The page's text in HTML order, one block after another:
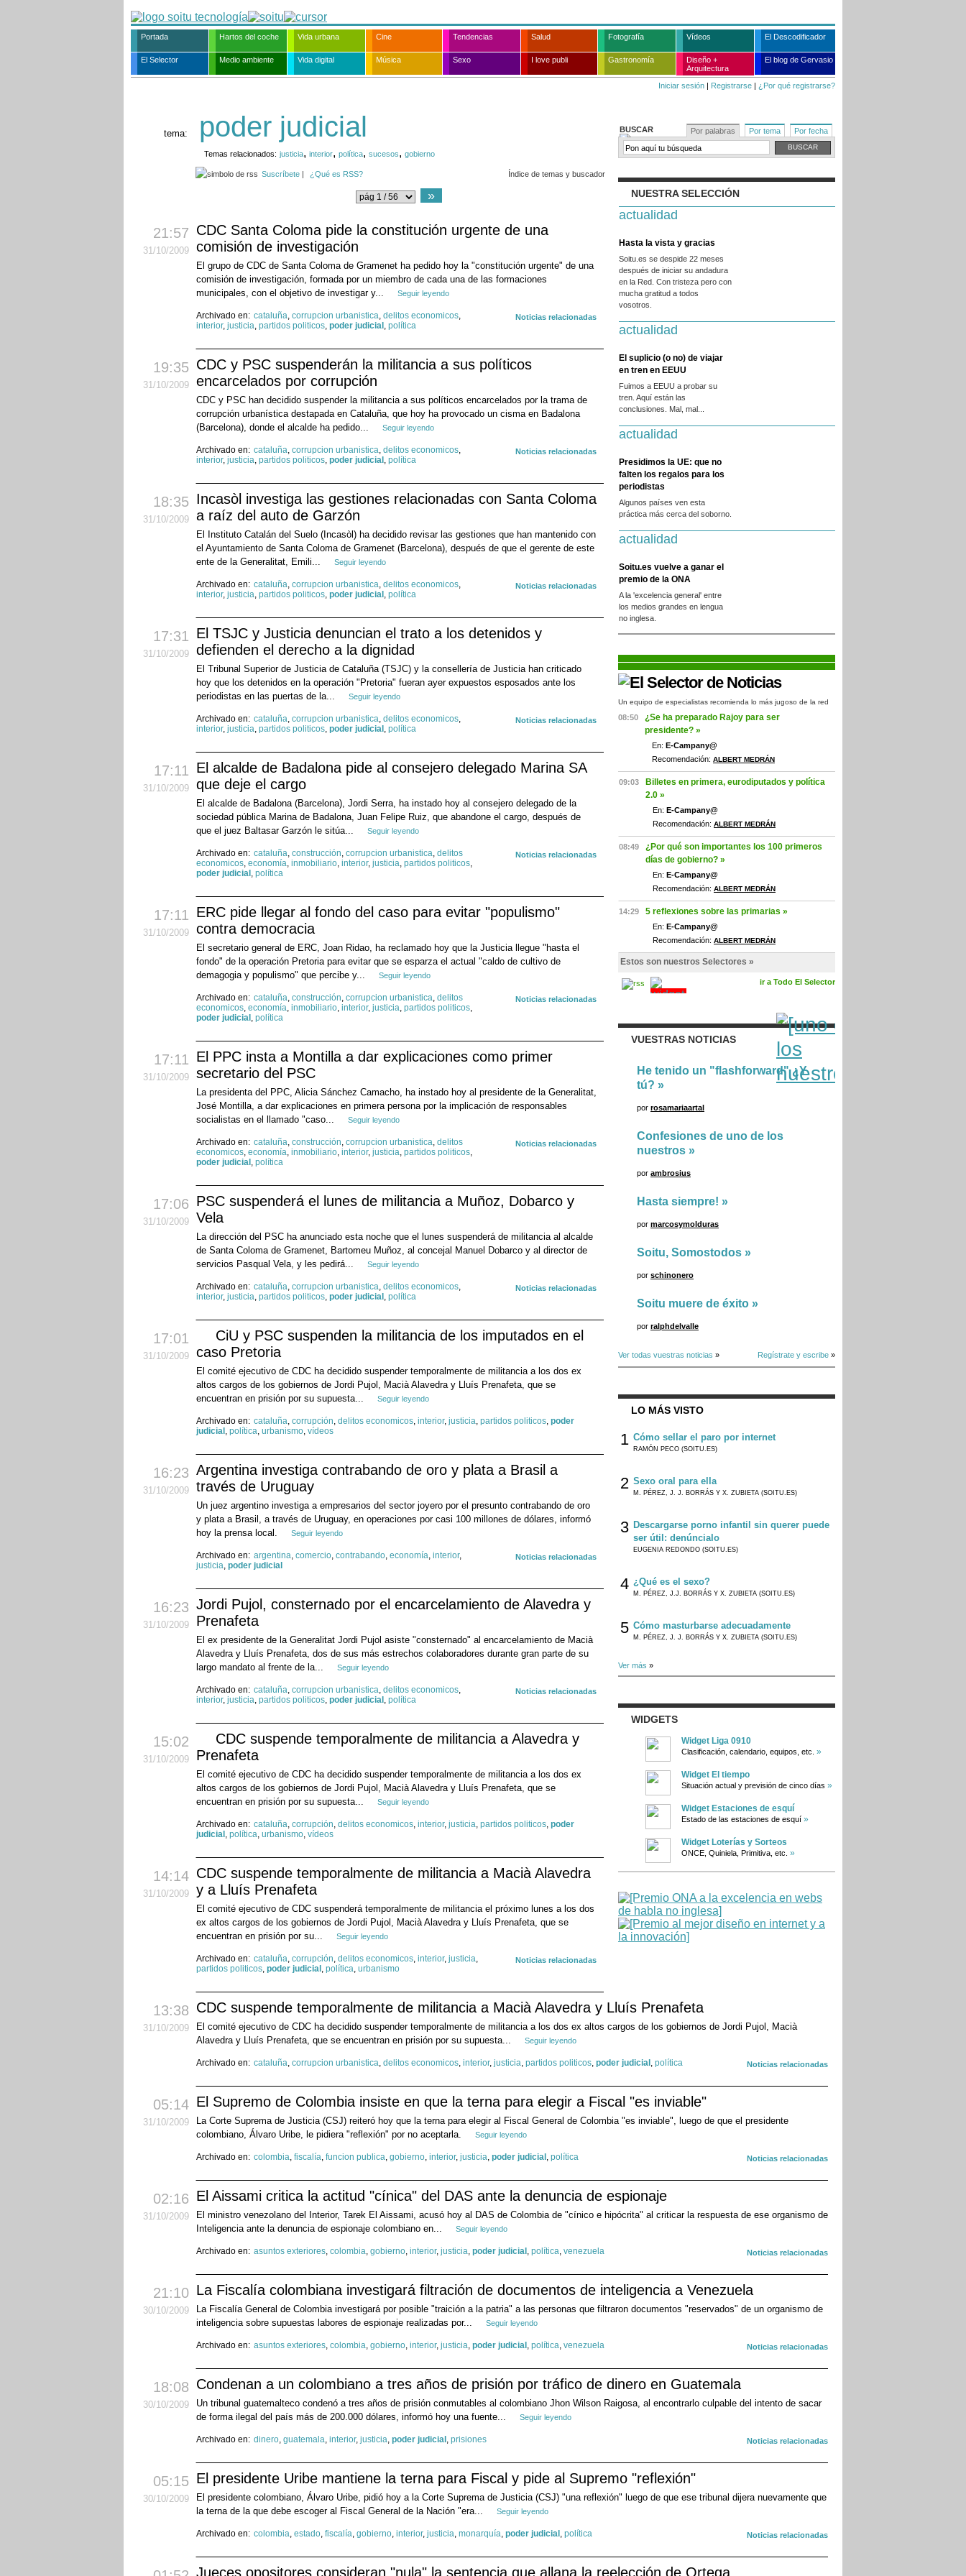
Portada Hartos del coche Vida urbana Cine Tendencias Salud Fotografía Vídeos El Descodificador
El Selector Medio ambiente Vida digital Música Sexo I love publi Gastronomía
Diseño +
Arquitectura
El blog de Gervasio
Iniciar sesión | Registrarse | ¿Por qué registrarse?
BUSCAR Por palabras Por tema Por fecha
NUESTRA SELECCIÓN
actualidad
Hasta la vista y gracias
Soitu.es se despide 22 meses
después de iniciar su andadura
en la Red. Con tristeza pero con
mucha gratitud a todos
vosotros.
actualidad
El suplicio (o no) de viajar
en tren en EEUU
Fuimos a EEUU a probar su
tren. Aquí están las
conclusiones. Mal, mal...
actualidad
Presidimos la UE: que no
falten los regalos para los
periodistas
Algunos países ven esta
práctica más cerca del soborno.
actualidad
Soitu.es vuelve a ganar el
premio de la ONA
A la 'excelencia general' entre
los medios grandes en lengua
no inglesa.
Un equipo de especialistas recomienda lo más jugoso de la red
08:50
¿Se ha preparado Rajoy para ser
presidente? »
En: E-Campany@
Recomendación: ALBERT MEDRÁN
09:03
Billetes en primera, eurodiputados y política
2.0 »
En: E-Campany@
Recomendación: ALBERT MEDRÁN
08:49
¿Por qué son importantes los 100 primeros
días de gobierno? »
En: E-Campany@
Recomendación: ALBERT MEDRÁN
14:29 5 reflexiones sobre las primarias »
En: E-Campany@
Recomendación: ALBERT MEDRÁN
Estos son nuestros Selectores »
ir a Todo El Selector
VUESTRAS NOTICIAS
He tenido un "flashforward" ¿Y
tú? »
por rosamariaartal
Confesiones de uno de los
nuestros »
por ambrosius
Hasta siempre! »
por marcosymolduras
Soitu, Somostodos »
por schinonero
Soitu muere de éxito »
por ralphdelvalle
Ver todas vuestras noticias » Regístrate y escribe »
LO MÁS VISTO
1 Cómo sellar el paro por internet
RAMÓN PECO (SOITU.ES)
2 Sexo oral para ella
M. PÉREZ, J. J. BORRÁS Y X. ZUBIETA (SOITU.ES)
3 Descargarse porno infantil sin querer puede
ser útil: denúncialo
EUGENIA REDONDO (SOITU.ES)
4 ¿Qué es el sexo?
M. PÉREZ, J.J. BORRÁS Y X. ZUBIETA (SOITU.ES)
5 Cómo masturbarse adecuadamente
M. PÉREZ, J. J. BORRÁS Y X. ZUBIETA (SOITU.ES)
Ver más »
WIDGETS
Widget Liga 0910
Clasificación, calendario, equipos, etc. »
Widget El tiempo
Situación actual y previsión de cinco días »
Widget Estaciones de esquí
Estado de las estaciones de esquí »
Widget Loterías y Sorteos
ONCE, Quiniela, Primitiva, etc. »
tema: poder judicial
Temas relacionados: justicia, interior, política, sucesos, gobierno
Suscríbete ¿Qué es RSS? Índice de temas y buscador
»
21:57
31/10/2009
CDC Santa Coloma pide la constitución urgente de una
comisión de investigación
El grupo de CDC de Santa Coloma de Gramenet ha pedido hoy la "constitución urgente" de una
comisión de investigación, formada por un miembro de cada una de las formaciones
municipales, con el objetivo de investigar y...
Seguir leyendo
Noticias relacionadas
Archivado en: cataluña, corrupcion urbanistica, delitos economicos,
interior, justicia, partidos politicos, poder judicial , política
19:35
31/10/2009
CDC y PSC suspenderán la militancia a sus políticos
encarcelados por corrupción
CDC y PSC han decidido suspender la militancia a sus políticos encarcelados por la trama de
corrupción urbanística destapada en Cataluña, que hoy ha provocado un cisma en Badalona
(Barcelona), donde el alcalde ha pedido...
Seguir leyendo
Noticias relacionadas
Archivado en: cataluña, corrupcion urbanistica, delitos economicos,
interior, justicia, partidos politicos, poder judicial , política
18:35
31/10/2009
Incasòl investiga las gestiones relacionadas con Santa Coloma
a raíz del auto de Garzón
El Instituto Catalán del Suelo (Incasòl) ha decidido revisar las gestiones que han mantenido con
el Ayuntamiento de Santa Coloma de Gramenet (Barcelona), después de que el gerente de este
ente de la Generalitat, Emili...
Seguir leyendo
Noticias relacionadas
Archivado en: cataluña, corrupcion urbanistica, delitos economicos,
interior, justicia, partidos politicos, poder judicial , política
17:31
31/10/2009
El TSJC y Justicia denuncian el trato a los detenidos y
defienden el derecho a la dignidad
El Tribunal Superior de Justicia de Cataluña (TSJC) y la consellería de Justicia han criticado
hoy que los detenidos en la operación "Pretoria" fueran ayer expuestos esposados ante los
periodistas en las puertas de la...
Seguir leyendo
Noticias relacionadas
Archivado en: cataluña, corrupcion urbanistica, delitos economicos,
interior, justicia, partidos politicos, poder judicial , política
17:11
31/10/2009
El alcalde de Badalona pide al consejero delegado Marina SA
que deje el cargo
El alcalde de Badalona (Barcelona), Jordi Serra, ha instado hoy al consejero delegado de la
sociedad pública Marina de Badalona, Juan Felipe Ruiz, que abandone el cargo, después de
que el juez Baltasar Garzón le sitúa...
Seguir leyendo
Noticias relacionadas
Archivado en: cataluña, construcción, corrupcion urbanistica, delitos
economicos, economía, inmobiliario, interior, justicia, partidos politicos,
poder judicial , política
17:11
31/10/2009
ERC pide llegar al fondo del caso para evitar "populismo"
contra democracia
El secretario general de ERC, Joan Ridao, ha reclamado hoy que la Justicia llegue "hasta el
fondo" de la operación Pretoria para evitar que se esparza el actual "caldo de cultivo de
demagogia y populismo" que percibe y...
Seguir leyendo
Noticias relacionadas
Archivado en: cataluña, construcción, corrupcion urbanistica, delitos
economicos, economía, inmobiliario, interior, justicia, partidos politicos,
poder judicial , política
17:11
31/10/2009
El PPC insta a Montilla a dar explicaciones como primer
secretario del PSC
La presidenta del PPC, Alicia Sánchez Camacho, ha instado hoy al presidente de la Generalitat,
José Montilla, a dar explicaciones en primera persona por la implicación de responsables
socialistas en el llamado "caso...
Seguir leyendo
Noticias relacionadas
Archivado en: cataluña, construcción, corrupcion urbanistica, delitos
economicos, economía, inmobiliario, interior, justicia, partidos politicos,
poder judicial , política
17:06
31/10/2009
PSC suspenderá el lunes de militancia a Muñoz, Dobarco y
Vela
La dirección del PSC ha anunciado esta noche que el lunes suspenderá de militancia al alcalde
de Santa Coloma de Gramenet, Bartomeu Muñoz, al concejal Manuel Dobarco y al director de
servicios Pasqual Vela, y les pedirá...
Seguir leyendo
Noticias relacionadas
Archivado en: cataluña, corrupcion urbanistica, delitos economicos,
interior, justicia, partidos politicos, poder judicial , política
17:01
31/10/2009
CiU y PSC suspenden la militancia de los imputados en el
caso Pretoria
El comité ejecutivo de CDC ha decidido suspender temporalmente de militancia a los dos ex
altos cargos de los gobiernos de Jordi Pujol, Macià Alavedra y Lluís Prenafeta, que se
encuentran en prisión por su supuesta...
Seguir leyendo
Archivado en: cataluña, corrupción, delitos economicos, interior, justicia, partidos politicos, poder
judicial , política, urbanismo, vídeos
16:23
31/10/2009
Argentina investiga contrabando de oro y plata a Brasil a
través de Uruguay
Un juez argentino investiga a empresarios del sector joyero por el presunto contrabando de oro
y plata a Brasil, a través de Uruguay, en operaciones por casi 100 millones de dólares, informó
hoy la prensa local.
Seguir leyendo
Noticias relacionadas
Archivado en: argentina, comercio, contrabando, economía, interior,
justicia, poder judicial
16:23
31/10/2009
Jordi Pujol, consternado por el encarcelamiento de Alavedra y
Prenafeta
El ex presidente de la Generalitat Jordi Pujol asiste "consternado" al encarcelamiento de Macià
Alavedra y Lluís Prenafeta, dos de sus más estrechos colaboradores durante gran parte de su
largo mandato al frente de la...
Seguir leyendo
Noticias relacionadas
Archivado en: cataluña, corrupcion urbanistica, delitos economicos,
interior, justicia, partidos politicos, poder judicial , política
15:02
31/10/2009
CDC suspende temporalmente de militancia a Alavedra y
Prenafeta
El comité ejecutivo de CDC ha decidido suspender temporalmente de militancia a los dos ex
altos cargos de los gobiernos de Jordi Pujol, Macià Alavedra y Lluís Prenafeta, que se
encuentran en prisión por su supuesta...
Seguir leyendo
Archivado en: cataluña, corrupción, delitos economicos, interior, justicia, partidos politicos, poder
judicial , política, urbanismo, vídeos
14:14
31/10/2009
CDC suspende temporalmente de militancia a Macià Alavedra
y a Lluís Prenafeta
El comité ejecutivo de CDC suspenderá temporalmente de militancia el próximo lunes a los dos
ex altos cargos de los gobiernos de Jordi Pujol, Macià Alavedra y Lluís Prenafeta, que se
encuentran en prisión por su...
Seguir leyendo
Noticias relacionadas
Archivado en: cataluña, corrupción, delitos economicos, interior, justicia,
partidos politicos, poder judicial , política, urbanismo
13:38
31/10/2009
CDC suspende temporalmente de militancia a Macià Alavedra y Lluís Prenafeta
El comité ejecutivo de CDC ha decidido suspender temporalmente de militancia a los dos ex altos cargos de los gobiernos de Jordi Pujol, Macià
Alavedra y Lluís Prenafeta, que se encuentran en prisión por su supuesta...
Seguir leyendo
Noticias relacionadas
Archivado en: cataluña, corrupcion urbanistica, delitos economicos, interior, justicia, partidos politicos, poder judicial , política
05:14
31/10/2009
El Supremo de Colombia insiste en que la terna para elegir a Fiscal "es inviable"
La Corte Suprema de Justicia (CSJ) reiteró hoy que la terna para elegir al Fiscal General de Colombia "es inviable", luego de que el presidente
colombiano, Álvaro Uribe, le pidiera "reflexión" por no aceptarla.
Seguir leyendo
Noticias relacionadas
Archivado en: colombia, fiscalía, funcion publica, gobierno, interior, justicia, poder judicial , política
02:16
31/10/2009
El Aissami critica la actitud "cínica" del DAS ante la denuncia de espionaje
El ministro venezolano del Interior, Tarek El Aissami, acusó hoy al DAS de Colombia de "cínico e hipócrita" al criticar la respuesta de ese organismo de
Inteligencia ante la denuncia de espionaje colombiano en...
Seguir leyendo
Noticias relacionadas
Archivado en: asuntos exteriores, colombia, gobierno, interior, justicia, poder judicial , política, venezuela
21:10
30/10/2009
La Fiscalía colombiana investigará filtración de documentos de inteligencia a Venezuela
La Fiscalía General de Colombia investigará por posible "traición a la patria" a las personas que filtraron documentos "reservados" de un organismo de
inteligencia sobre supuestas labores de espionaje realizadas por...
Seguir leyendo
Noticias relacionadas
Archivado en: asuntos exteriores, colombia, gobierno, interior, justicia, poder judicial , política, venezuela
18:08
30/10/2009
Condenan a un colombiano a tres años de prisión por tráfico de dinero en Guatemala
Un tribunal guatemalteco condenó a tres años de prisión conmutables al colombiano Jhon Wilson Raigosa, al encontrarlo culpable del intento de sacar
de forma ilegal del país más de 200.000 dólares, informó hoy una fuente...
Seguir leyendo
Noticias relacionadas
Archivado en: dinero, guatemala, interior, justicia, poder judicial , prisiones
05:15
30/10/2009
El presidente Uribe mantiene la terna para Fiscal y pide al Supremo "reflexión"
El presidente colombiano, Álvaro Uribe, pidió hoy a la Corte Suprema de Justicia (CSJ) "una reflexión" luego de que ese tribunal dijera nuevamente que
la terna de la que debe escoger al Fiscal General de la Nación "era...
Seguir leyendo
Noticias relacionadas
Archivado en: colombia, estado, fiscalía, gobierno, interior, justicia, monarquía, poder judicial , política
Jueces opositores consideran "nula" la sentencia que allana la reelección de Ortega